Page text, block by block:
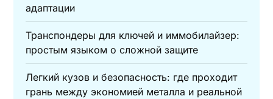
адаптации
Транспондеры для ключей и иммобилайзер:
простым языком о сложной защите
Легкий кузов и безопасность: где проходит
грань между экономией металла и реальной